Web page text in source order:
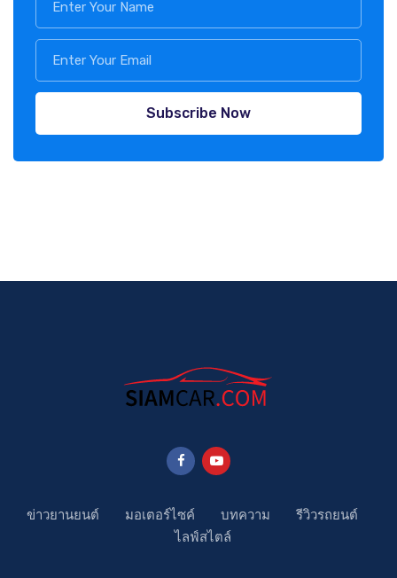
Subscribe Now
ข่าวยานยนต์ มอเตอร์ไซค์ บทความ
รีวิวรถยนต์
ไลฟ์สไตล์